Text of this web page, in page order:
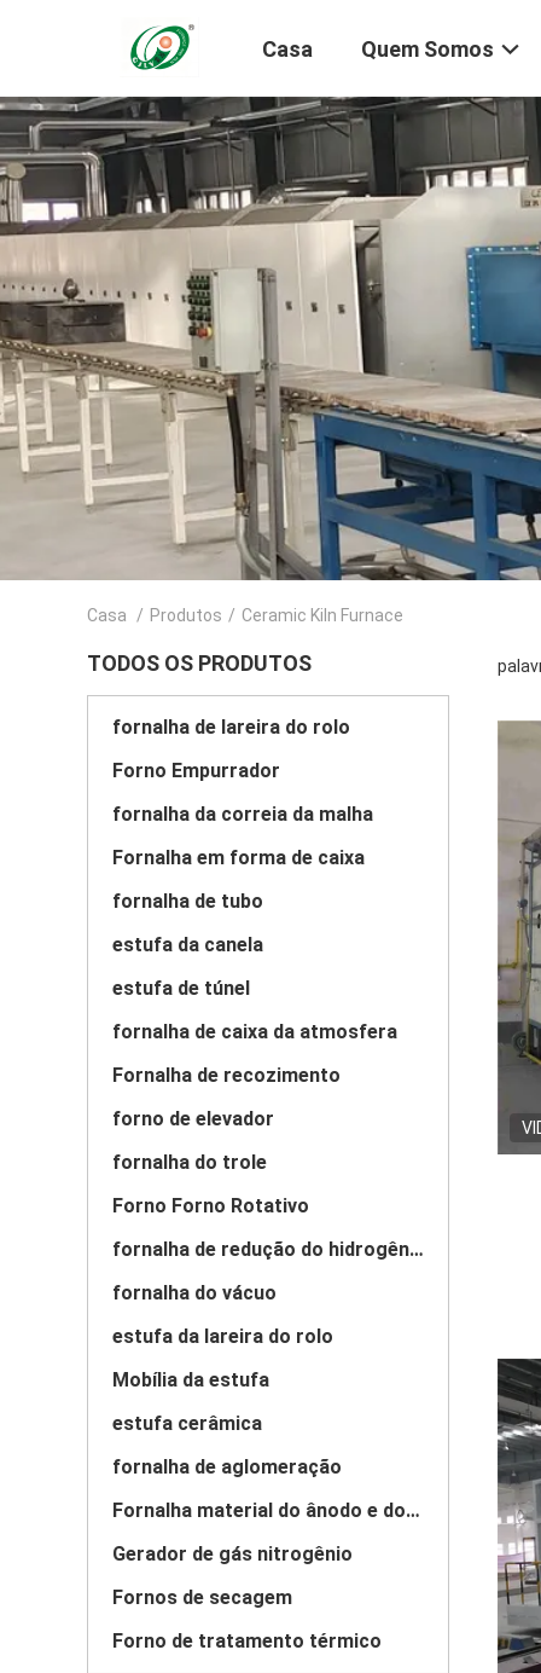
Casa Quem Somos
Casa / Produtos / Ceramic Kiln Furnace
TODOS OS PRODUTOS
fornalha de lareira do rolo
Forno Empurrador
fornalha da correia da malha
Fornalha em forma de caixa
fornalha de tubo
estufa da canela
estufa de túnel
fornalha de caixa da atmosfera
Fornalha de recozimento
forno de elevador
fornalha do trole
Forno Forno Rotativo
fornalha de redução do hidrogênio
fornalha do vácuo
estufa da lareira do rolo
Mobília da estufa
estufa cerâmica
fornalha de aglomeração
Fornalha material do ânodo e do cátodo
Gerador de gás nitrogênio
Fornos de secagem
Forno de tratamento térmico